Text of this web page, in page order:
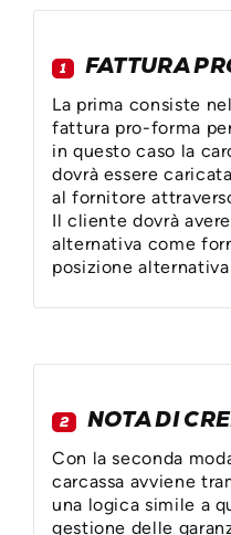
1 FATTURA
La prima consiste
fattura pro-forma
in questo caso la
dovrà essere
al fornitore
Il cliente dovrà
alternativa come
posizione
2 NOTA DI
Con la seconda
carcassa avviene
una logica simile a
gestione delle